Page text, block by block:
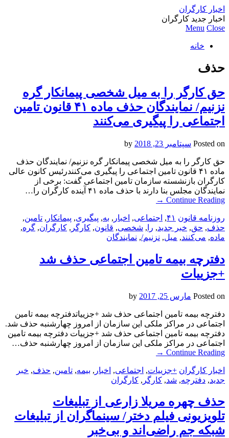
اخبار کارگران
اخبار جدید کارگران
Menu Close
خانه
حذف
حق کارگر را به میل شخصی پیمانکار گره
نزنیم/ نمایندگان حذف ماده ۴۱ قانون تامین
اجتماعی را پیگیری می‌کنند
Posted on سپتامبر 23, 2018
حق کارگر را به میل شخصی پیمانکار گره نزنیم/ نمایندگان حذف
ماده ۴۱ قانون تامین اجتماعی را پیگیری می‌کنندرئیس کانون عالی
کارگران بازنشسته سازمان تامین اجتماعی گفت: برخی از
نمایندگان مجلس بنا دارند با حذف ماده ۴۱ آینده کارگران را…
Continue Reading
→
روزنامه قانون ۴۱, اجتماعی, اخبار , به, پیگیری, پیمانکار , تامین,
حذف, حق, خبر جدید, را , شخصی, قانون, کارگر , کارگران, گره,
ماده, می‌کنند, میل, نزنیم/, نمایندگان
دفترچه بیمه تامین اجتماعی حذف شد
+جزییات
Posted on مارس 25, 2017
دفترچه بیمه تامین اجتماعی حذف شد +جزییاتدفترچه بیمه تامین
اجتماعی در مراکز ملکی این سازمان از امروز چهارشنبه حذف شد.
دفترچه بیمه تامین اجتماعی حذف شد +جزییات دفترچه بیمه تامین
اجتماعی در مراکز ملکی این سازمان از امروز چهارشنبه حذف…
Continue Reading
→
اخبار کارگران +جزییات, اجتماعی, اخبار , بیمه, تامین, حذف, خبر
جدید, دفترچه, شد, کارگر , کارگران
حذف چهره مریلا زارعی از تبلیغات
تلویزیونی فیلم دختر/ سینماگران از تبلیغات
شبکه جم راضی‌اند و بی‌خبر